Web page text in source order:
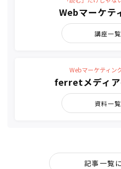
Webマーケテ
講座一
Webマーケティン
ferretメディア
資料一
記事一覧